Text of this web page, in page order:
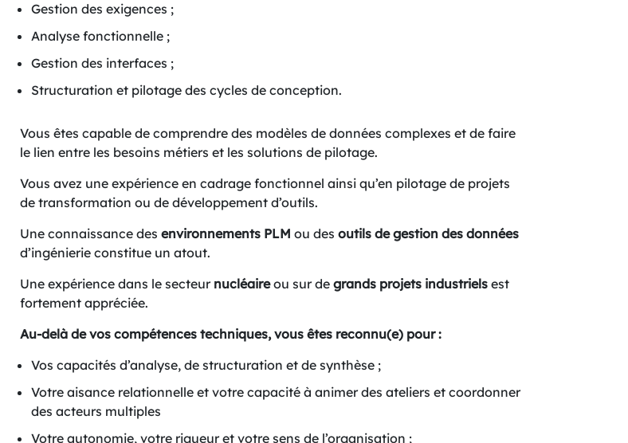
Gestion des exigences ;
Analyse fonctionnelle ;
Gestion des interfaces ;
Structuration et pilotage des cycles de conception.
Vous êtes capable de comprendre des modèles de données complexes et de faire
le lien entre les besoins métiers et les solutions de pilotage.
Vous avez une expérience en cadrage fonctionnel ainsi qu’en pilotage de projets
de transformation ou de développement d’outils.
Une connaissance des environnements PLM ou des outils de gestion des données
d’ingénierie constitue un atout.
Une expérience dans le secteurnucléaireou sur degrands projets industrielsest
fortement appréciée.
Au-delà de vos compétences techniques, vous êtes reconnu(e) pour :
Vos capacités d’analyse, de structuration et de synthèse ;
Votre aisance relationnelle et votre capacité à animer des ateliers et coordonner
des acteurs multiples
Votre autonomie, votre rigueur et votre sens de l’organisation ;